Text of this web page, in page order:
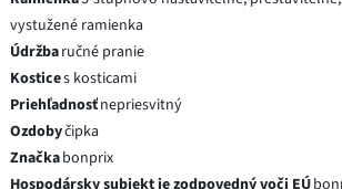
vystužené ramienka
Údržbaručné pranie
Kostices kosticami
Priehľadnosťnepriesvitný
Ozdobyčipka
Značkabonprix
Hospodársky subjekt je zodpovedný voči EÚ